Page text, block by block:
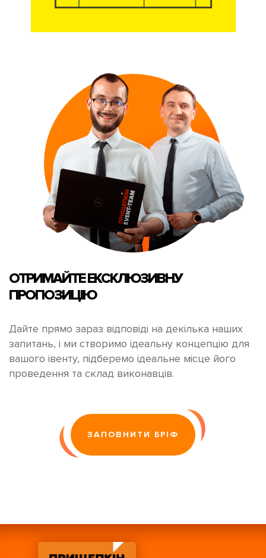
ОТРИМАЙТЕЕКСКЛЮЗИВНУ
ПРОПОЗИЦІЮ
Дайте прямо зараз відповіді на декілька наших
запитань, і ми створимо ідеальну концепцію для
вашого івенту, підберемо ідеальне місце його
проведення та склад виконавців.
ЗАПОВНИТИ БРІФ